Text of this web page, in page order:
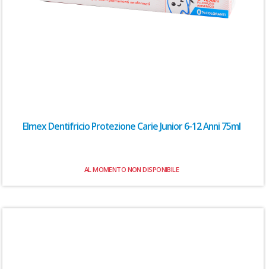
Elmex Dentifricio Protezione Carie Junior 6-12 Anni 75ml
AL MOMENTO NON DISPONIBILE